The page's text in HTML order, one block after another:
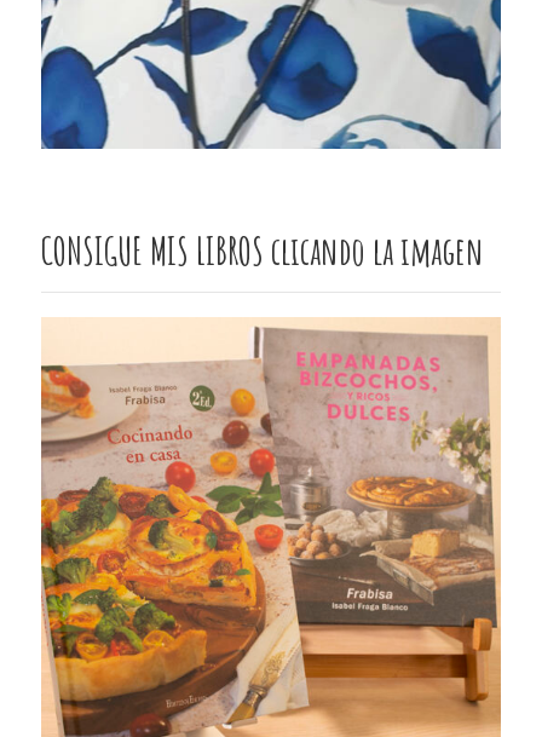
CONSIGUE MIS LIBROS clicando la imagen